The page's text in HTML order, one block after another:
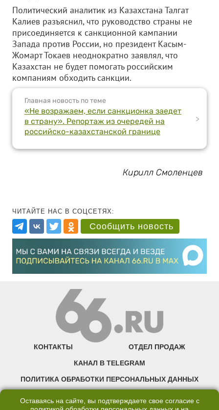
Политический аналитик из Казахстана Талгат
Калиев разъяснил, что руководство страны не
присоединяется к санкционной кампании
Запада против России, но президент Касым-
Жомарт Токаев неоднократно заявлял, что
Казахстан не будет помогать российским
компаниям обходить санкции.
Главная новость по теме
«Не возражаем, если санкционка заедет
в страну». Репортаж из очередей на
российско-казахстанской границе
>
Кирилл Смоленцев
ЧИТАЙТЕ НАС В СОЦСЕТЯХ:
Сообщить новость
КОНТАКТЫ ОТДЕЛ ПРОДАЖ
КАНАЛ В TELEGRAM
ПОЛИТИКА ОБРАБОТКИ ПЕРСОНАЛЬНЫХ ДАННЫХ
Оставаясь на сайте, вы подтверждаете свое согласие с